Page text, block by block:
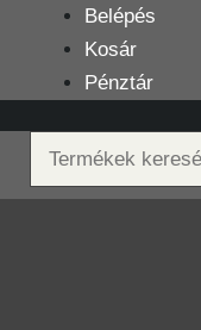
tartalomba
Belépés
Kosár
Pénztár
Keresés